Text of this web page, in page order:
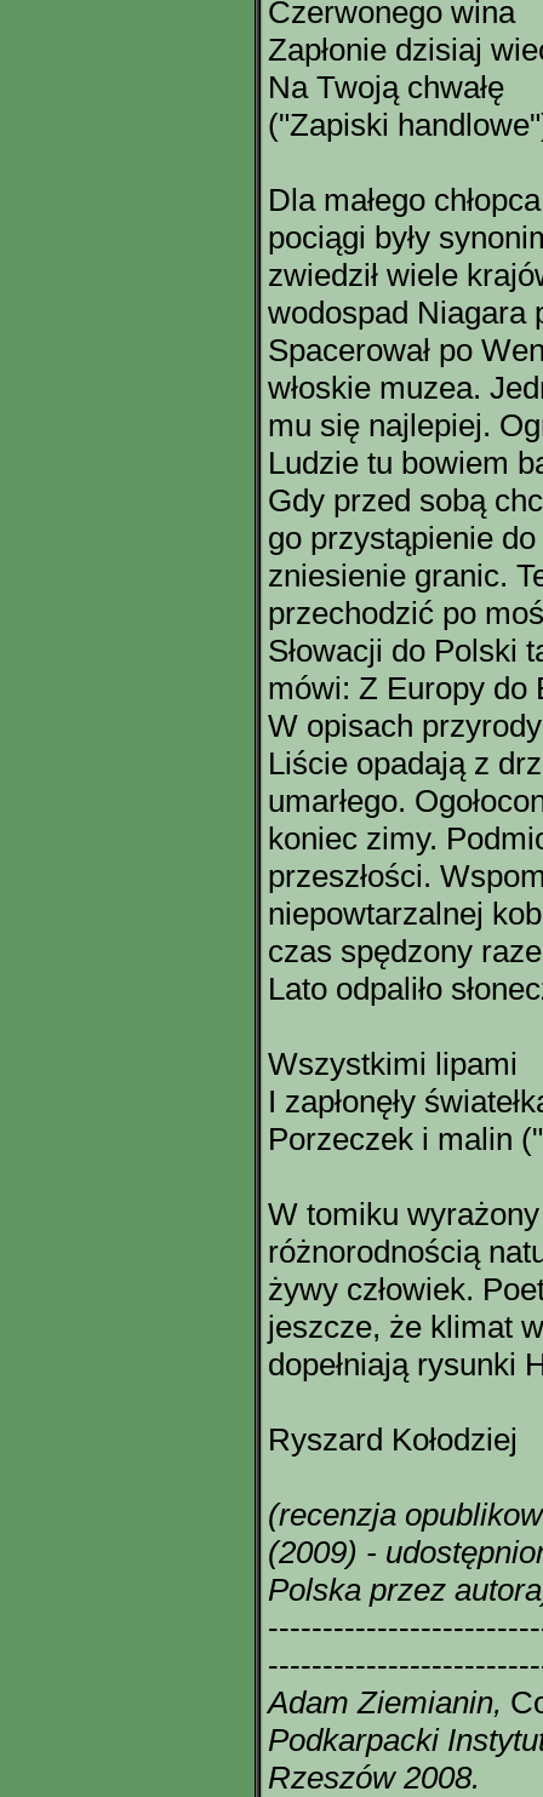
Czerwonego wina
Zapłonie dzisiaj
Na Twoją chwałę
("Zapiski
Dla małego
pociągi były
zwiedził wiele
wodospad Niagara
Spacerował po
włoskie muzea.
mu się najlepiej.
Ludzie tu bowiem
Gdy przed sobą
go przystąpienie
zniesienie granic.
przechodzić po
Słowacji do Polski
mówi: Z Europy do
W opisach
Liście opadają z
umarłego.
koniec zimy.
przeszłości.
niepowtarzalnej
czas spędzony
Lato odpaliło
Wszystkimi lipami
I zapłonęły
Porzeczek i malin
W tomiku
różnorodnością
żywy człowiek.
jeszcze, że klimat
dopełniają rysunki
Ryszard Kołodziej
(recenzja
(2009) -
Polska przez
Adam Ziemianin,
Podkarpacki
Rzeszów 2008.